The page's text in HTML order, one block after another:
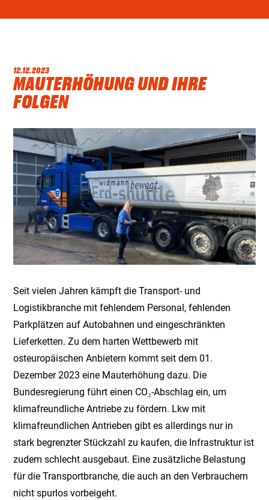
12.12.2023
MAUTERHÖHUNG UND IHRE
FOLGEN
Seit vielen Jahren kämpft die Transport- und
Logistikbranche mit fehlendem Personal, fehlenden
Parkplätzen auf Autobahnen und eingeschränkten
Lieferketten. Zu dem harten Wettbewerb mit
osteuropäischen Anbietern kommt seit dem 01.
Dezember 2023 eine Mauterhöhung dazu. Die
Bundesregierung führt einen CO₂-Abschlag ein, um
klimafreundliche Antriebe zu fördern. Lkw mit
klimafreundlichen Antrieben gibt es allerdings nur in
stark begrenzter Stückzahl zu kaufen, die Infrastruktur ist
zudem schlecht ausgebaut. Eine zusätzliche Belastung
für die Transportbranche, die auch an den Verbrauchern
nicht spurlos vorbeigeht.